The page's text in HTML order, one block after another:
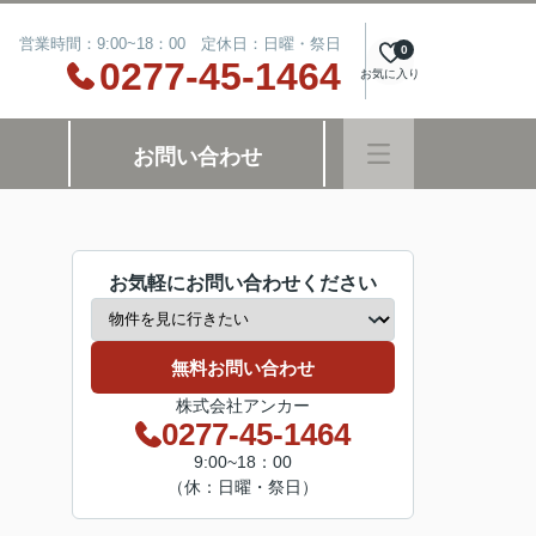
営業時間：9:00~18：00 定休日：日曜・祭日
0277-45-1464 お気に入り
0
お問い合わせ
お気軽にお問い合わせください
無料お問い合わせ
株式会社アンカー
0277-45-1464
9:00~18：00
（休：日曜・祭日）